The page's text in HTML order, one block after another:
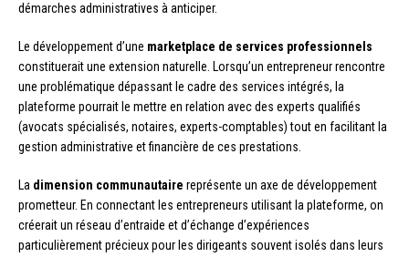
démarches administratives à anticiper.
Le développement d’une marketplace de services professionnels
constituerait une extension naturelle. Lorsqu’un entrepreneur rencontre
une problématique dépassant le cadre des services intégrés, la
plateforme pourrait le mettre en relation avec des experts qualifiés
(avocats spécialisés, notaires, experts-comptables) tout en facilitant la
gestion administrative et financière de ces prestations.
La dimension communautaire représente un axe de développement
prometteur. En connectant les entrepreneurs utilisant la plateforme, on
créerait un réseau d’entraide et d’échange d’expériences
particulièrement précieux pour les dirigeants souvent isolés dans leurs